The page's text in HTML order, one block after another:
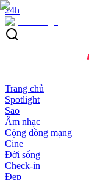
24h
Trang chủ
Spotlight
Sao
Âm nhạc
Cộng đồng mạng
Cine
Đời sống
Check-in
Đẹp